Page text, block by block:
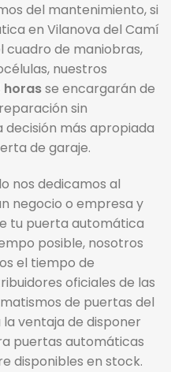
del mantenimiento, si
en Vilanova del Camí
cuadro de maniobras,
nuestros
horasse encargarán de
sin
más apropiada
de garaje.
nos dedicamos al
negocio o empresa y
tu puerta automática
posible, nosotros
el tiempo de
oficiales de las
de puertas del
ventaja de disponer
puertas automáticas
disponibles en stock.